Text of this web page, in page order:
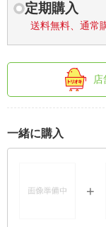
定期購入
送料無料、通常
店
一緒に購入